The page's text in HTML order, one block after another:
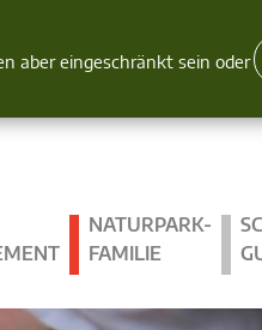
aber eingeschränkt sein oder
NATURPARK-
FAMILIE